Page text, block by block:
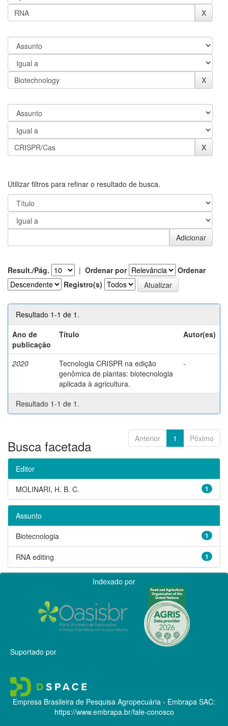
Utilizar filtros para refinar o resultado de busca.
Result./Pág. | Ordenar por
Ordenar
Registro(s)
Resultado 1-1 de 1.
Ano de
publicação
Título Autor(es)
2020
Tecnologia CRISPR na edição
genômica de plantas: biotecnologia
aplicada à agricultura.
-
Resultado 1-1 de 1.
Anterior 1 Póximo
Busca facetada
Editor
1
MOLINARI, H. B. C.
Assunto
1
Biotecnologia
1
RNA editing
Indexado por
Suportado por
Empresa Brasileira de Pesquisa Agropecuária - Embrapa SAC:
https://www.embrapa.br/fale-conosco